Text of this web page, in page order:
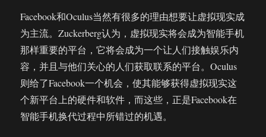
Facebook和Oculus当然有很多的理由想要让虚拟现实成
为主流。Zuckerberg认为，虚拟现实将会成为智能手机
那样重要的平台，它将会成为一个让人们接触娱乐内
容，并且与他们关心的人们获取联系的平台。Oculus
则给了Facebook一个机会，使其能够获得虚拟现实这
个新平台上的硬件和软件，而这些，正是Facebook在
智能手机换代过程中所错过的机遇。